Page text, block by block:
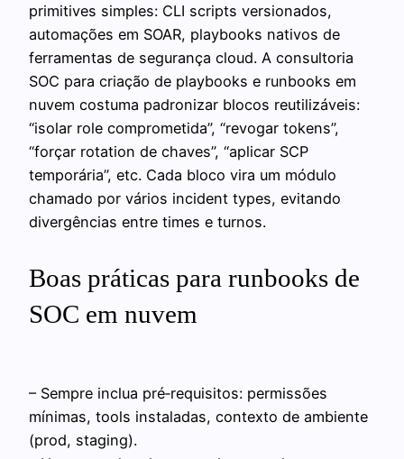
primitives simples: CLI scripts versionados,
automações em SOAR, playbooks nativos de
ferramentas de segurança cloud. A consultoria
SOC para criação de playbooks e runbooks em
nuvem costuma padronizar blocos reutilizáveis:
“isolar role comprometida”, “revogar tokens”,
“forçar rotation de chaves”, “aplicar SCP
temporária”, etc. Cada bloco vira um módulo
chamado por vários incident types, evitando
divergências entre times e turnos.
Boas práticas para runbooks de
SOC em nuvem
– Sempre inclua pré‑requisitos: permissões
mínimas, tools instaladas, contexto de ambiente
(prod, staging).